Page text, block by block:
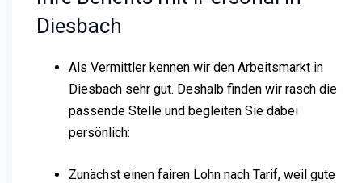
Diesbach
Als Vermittler kennen wir den Arbeitsmarkt in
Diesbach sehr gut. Deshalb finden wir rasch die
passende Stelle und begleiten Sie dabei
persönlich:
Zunächst einen fairen Lohn nach Tarif, weil gute